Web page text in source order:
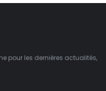
pour les dernières actualités,